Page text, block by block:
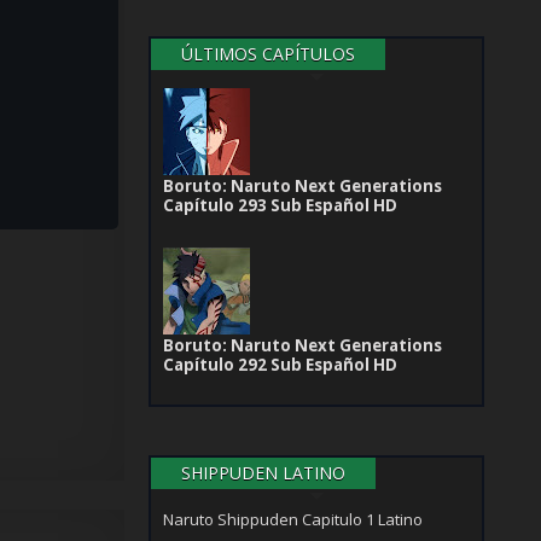
ÚLTIMOS CAPÍTULOS
Boruto: Naruto Next Generations
Capítulo 293 Sub Español HD
Boruto: Naruto Next Generations
Capítulo 292 Sub Español HD
SHIPPUDEN LATINO
Naruto Shippuden Capitulo 1 Latino